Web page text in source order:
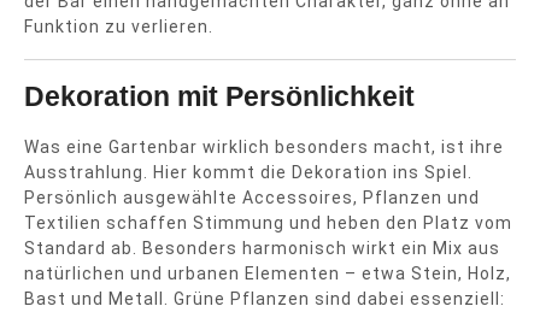
Funktion zu verlieren.
Dekoration mit Persönlichkeit
Was eine Gartenbar wirklich besonders macht, ist ihre
Ausstrahlung. Hier kommt die Dekoration ins Spiel.
Persönlich ausgewählte Accessoires, Pflanzen und
Textilien schaffen Stimmung und heben den Platz vom
Standard ab. Besonders harmonisch wirkt ein Mix aus
natürlichen und urbanen Elementen – etwa Stein, Holz,
Bast und Metall. Grüne Pflanzen sind dabei essenziell: